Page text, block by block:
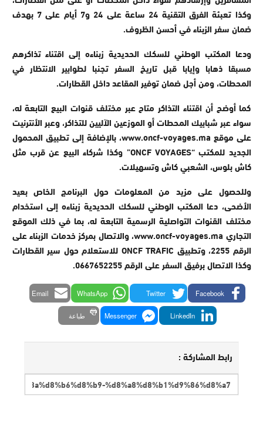
وكذا تعبئة الفرق التقنية 24 ساعة على 24 و7 أيام على 7 بهدف
ضمان سفر الزبناء في أحسن الظروف.
ودعا المكتب الوطني للسكك الحديدية زبناءه إلى اقتناء تذاكرهم
مسبقا ذهابا وإيابا قبل تاريخ السفر تجنبا لطوابير الانتظار في
المحطات، ومن أجل ضمان توفير المقاعد داخل القطارات.
كما أوضح أن اقتناء التذاكر متاح عبر مختلف قنوات البيع التابعة له،
سواء عبر شبابيك المحطات أو الموزعين الآليين للتذاكر، وعبر الأنترنيت
على موقع www.oncf-voyages.ma، بالإضافة إلى تطبيق المحمول
الجديد للمكتب “ONCF VOYAGES” وكذا شركاء البيع عن قرب مثل
كاش بلوس، الشعبي كاش وتسهيلات.
وللحصول على مزيد من المعلومات حول البرنامج الخاص بعيد
الأضحى، دعا المكتب الوطني للسكك الحديدية زبناءه إلى استخدام
مختلف القنوات التواصلية الرسمية التابعة له، بما في ذلك الموقع
التجاري www.oncf-voyages.ma، والاتصال بمركز خدمات الزبناء على
الرقم 2255، وتطبيق ONCF TRAFIC للاستعلام حول سير القطارات
وكذا الاتصال برفيق السفر على الرقم 0667652255.
Facebook
Twitter
WhatsApp
Email
LinkedIn
Messenger طباعة
رابط المشاركة :